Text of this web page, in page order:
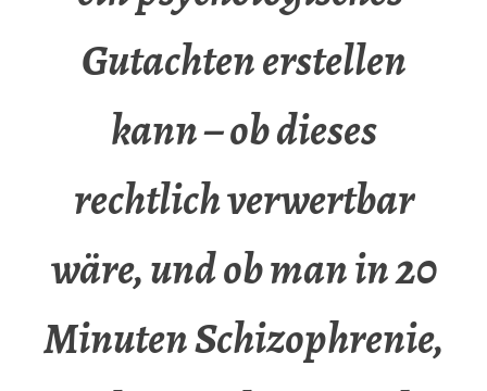
Gutachten erstellen
kann – ob dieses
rechtlich verwertbar
wäre, und ob man in 20
Minuten Schizophrenie,